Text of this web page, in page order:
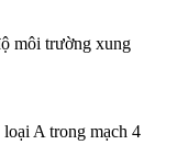
môi trường xung
A trong mạch 4